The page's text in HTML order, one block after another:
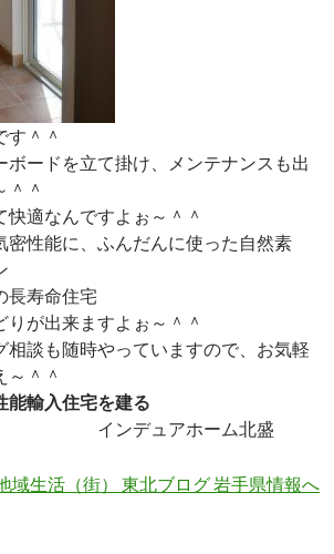
す＾＾
ボードを立て掛け、メンテナンスも出
＾＾
適なんですよぉ～＾＾
性能に、ふんだんに使った自然素
長寿命住宅
が出来ますよぉ～＾＾
相談も随時やっていますので、お気軽
～＾＾
能輸入住宅を建る
アホーム北盛